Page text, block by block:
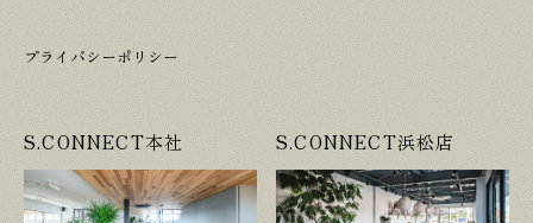
プライバシーポリシー
S.CONNECT本社 S.CONNECT浜松店